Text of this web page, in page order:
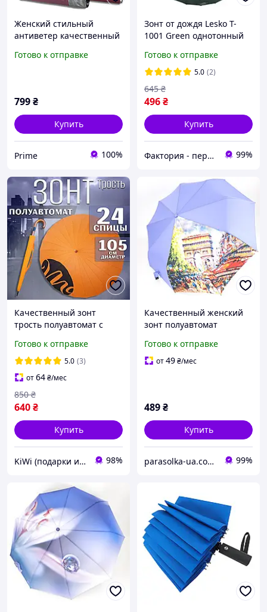
Женский стильный
антиветер качественный
дождя зонты Toprain
Готово к отправке
799₴
Купить
Prime 100%
Зонт от дождя Lesko T-
1001 Green однотонный
качественный УЦЕНКА
Готово к отправке
5.0 (2)
496₴
645 ₴
Купить
Фактория - персональная техника 99%
Качественный зонт
трость полуавтомат с
105 см диаметр с
деревянной ручкой
Оранжевый KW
Готово к отправке
5.0 (3)
от64₴/мес
640₴
850 ₴
Купить
KiWi (подарки и декор для дома) 98%
Качественный женский
зонт полуавтомат
спицами, Антишторм,
Голубой
Готово к отправке
от49₴/мес
489₴
Купить
parasolka-ua.com.ua 99%